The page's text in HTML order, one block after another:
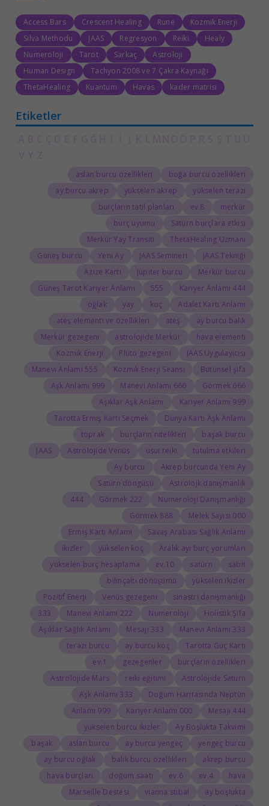
Access Bars Crescent Healing Rune
Kozmik Enerji
Silva Methodu
JAAS Regresyon Reiki
Healy
Numeroloji
Tarot Sarkaç
Astroloji
Human Design
Tachyon 2008 ve 7 Çakra Kaynağı
ThetaHealing
Kuantum Havas kader matrisi
Etiketler
boğa burcu özellikleri
aslan burcu özellikleri
yükselen terazi
yükselen akrep
ay burcu akrep
merkür
8.ev
burçların tatil planları
Satürn burçlara etkisi
burç uyumu
ThetaHealing Uzmanı
Merkür Yay Transiti
JAAS Tekniği
JAAS Semineri
Yeni Ay
Güneş burcu
Merkür burcu
Jüpiter burcu
Azize Kartı
444 Kariyer Anlamı
555
Güneş Tarot Kariyer Anlamı
Adalet Kartı Anlamı
koç
yay
oğlak
ay burcu balık
ateş
ateş elementi ve özellikleri
hava elementi
astrolojide Merkür
Merkür gezegeni
JAAS Uygulayıcısı
Plüto gezegeni
Kozmik Enerji
Bütünsel şifa
Kozmik Enerji Seansı
555 Manevi Anlamı
666 Görmek
666 Manevi Anlamı
999 Aşk Anlamı
999 Kariyer Anlamı
Aşıklar Aşk Anlamı
Dünya Kartı Aşk Anlamı
Tarotta Ermiş Kartı Seçmek
başak burcu
burçların nitelikleri
toprak
tutulma etkileri
usui reiki
Astrolojide Venüs
JAAS
Akrep burcunda Yeni Ay
Ay burcu
Astrolojk danışmanlık
Satürn döngüsü
Numeroloji Danışmanlığı
222 Görmek
444
000 Melek Sayısı
888 Görmek
Savaş Arabası Sağlık Anlamı
Ermiş Kartı Anlamı
Aralık ayı burç yorumları
yükselen koç
ikizler
sabit
satürn
10.ev
yükselen burç hesaplama
yükselen ikizler
bilinçaltı dönüşümü
sinastri danışmanlığı
Venüs gezegeni
Pozitif Enerji
Holistik Şifa
Numeroloji
222 Manevi Anlamı
333
333 Manevi Anlamı
333 Mesajı
Aşıklar Sağlık Anlamı
Tarotta Güç Kartı
ay burcu koç
terazi burcu
burçların özellikleri
gezegenler
1.ev
Astrolojide Satürn
reiki eğitimi
Astrolojide Mars
Doğum Haritasında Neptün
333 Aşk Anlamı
444 Mesajı
000 Kariyer Anlamı
999 Anlamı
Ay Boşlukta Takvimi
yükselen burcu ikizler
yengeç burcu
ay burcu yengeç
aslan burcu
başak
akrep burcu
balık burcu özellikleri
ay burcu oğlak
hava
4.ev
6.ev
doğum saati
hava burçları
ay boşlukta
vianna stibal
Marseille Destesi